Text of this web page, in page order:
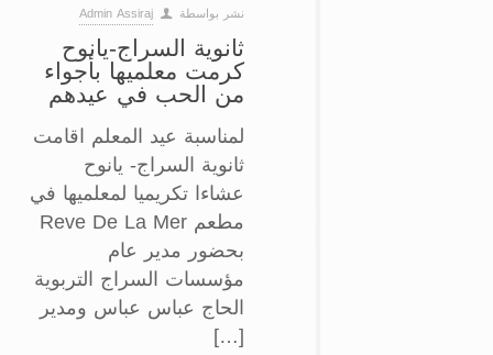
نشر بواسطة Admin Assiraj
ثانوية السراج-يانوح
كرمت معلميها بأجواء
من الحب في عيدهم
لمناسبة عيد المعلم اقامت
ثانوية السراج- يانوح
عشاءا تكريميا لمعلميها في
مطعم Reve De La Mer
بحضور مدير عام
مؤسسات السراج التربوية
الحاج عباس عباس ومدير
[…]